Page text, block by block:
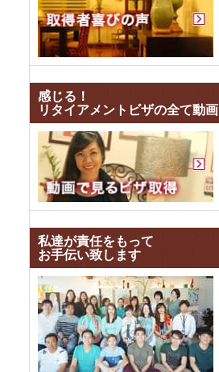
感じる！
リタイアメントビザの全て動画
私達が責任をもって
お手伝い致します